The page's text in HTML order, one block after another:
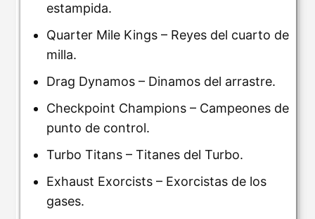
estampida.
Quarter Mile Kings – Reyes del cuarto de
milla.
Drag Dynamos – Dinamos del arrastre.
Checkpoint Champions – Campeones de
punto de control.
Turbo Titans – Titanes del Turbo.
Exhaust Exorcists – Exorcistas de los
gases.